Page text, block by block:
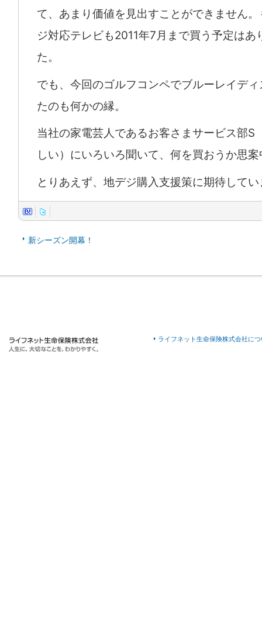
て、あまり価値を見出すことができません
ジ対応テレビも2011年7月まで買う予定はあ
た。
でも、今回のゴルフコンペでブルーレイデ
たのも何かの縁。
当社の家電芸人であるお客さまサービス部S
しい）にいろいろ聞いて、何を買おうか思
とりあえず、地デジ購入支援策に期待して
新シーズン開幕！
ライフネット生命保険株式会社に